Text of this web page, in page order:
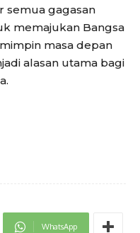
semua gagasan
memajukan Bangsa
masa depan
alasan utama bagi
WhatsApp